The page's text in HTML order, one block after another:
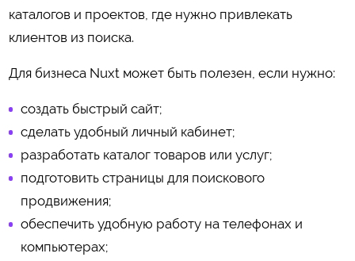
каталогов и проектов, где нужно привлекать
клиентов из поиска.
Для бизнеса Nuxt может быть полезен, если нужно:
создать быстрый сайт;
сделать удобный личный кабинет;
разработать каталог товаров или услуг;
подготовить страницы для поискового
продвижения;
обеспечить удобную работу на телефонах и
компьютерах;